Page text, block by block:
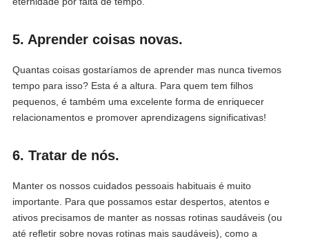
5. Aprender coisas novas.
Quantas coisas gostaríamos de aprender mas nunca tivemos
tempo para isso? Esta é a altura. Para quem tem filhos
pequenos, é também uma excelente forma de enriquecer
relacionamentos e promover aprendizagens significativas!
6. Tratar de nós.
Manter os nossos cuidados pessoais habituais é muito
importante. Para que possamos estar despertos, atentos e
ativos precisamos de manter as nossas rotinas saudáveis (ou
até refletir sobre novas rotinas mais saudáveis), como a